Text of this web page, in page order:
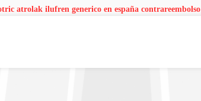
atrolak ilufren generico en españa contrareembolso